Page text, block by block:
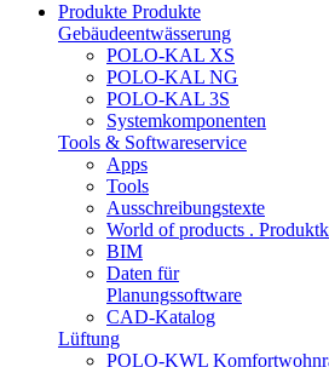
Produkte Produkte
Gebäudeentwässerung
POLO-KAL XS
POLO-KAL NG
POLO-KAL 3S
Systemkomponenten
Tools & Softwareservice
Apps
Tools
Ausschreibungstexte
World of products .
BIM
Daten für
Planungssoftware
CAD-Katalog
Lüftung
POLO-KWL